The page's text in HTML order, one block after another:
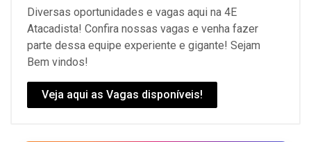
Diversas oportunidades e vagas aqui na 4E
Atacadista! Confira nossas vagas e venha fazer
parte dessa equipe experiente e gigante! Sejam
Bem vindos!
Veja aqui as Vagas disponíveis!